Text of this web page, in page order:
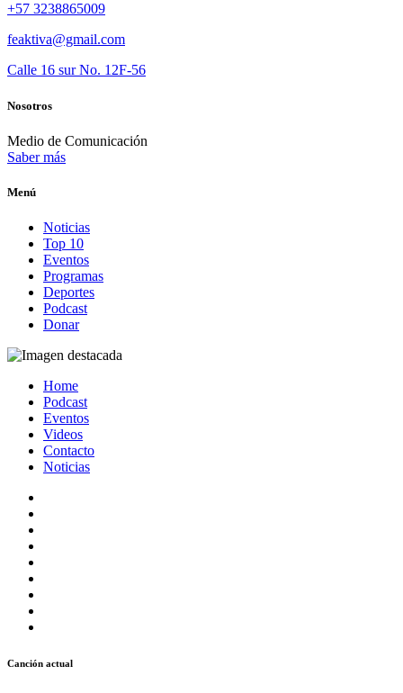
+57 3238865009
feaktiva@gmail.com
Calle 16 sur No. 12F-56
Nosotros
Medio de Comunicación
Saber más
Menú
Noticias
Top 10
Eventos
Programas
Deportes
Podcast
Donar
Home
Podcast
Eventos
Videos
Contacto
Noticias
Canción actual